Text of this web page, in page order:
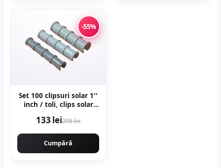
-55%
Set 100 clipsuri solar 1''
inch / toli, clips solar
133 lei298 lei
Cumpără